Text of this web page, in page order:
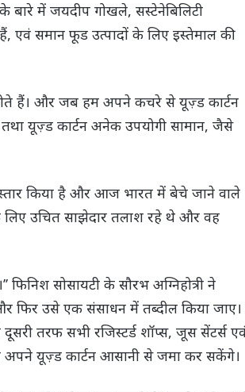
बारे में जयदीप गोखले, सस्टेनेबिलिटी
एवं समान फूड उत्पादों के लिए इस्तेमाल की
हैं। और जब हम अपने कचरे से यूज़्ड कार्टन
यूज़्ड कार्टन अनेक उपयोगी सामान, जैसे
किया है और आज भारत में बेचे जाने वाले
लिए उचित साझेदार तलाश रहे थे और वह
सोसायटी के सौरभ अग्निहोत्री ने
फिर उसे एक संसाधन में तब्दील किया जाए।
तरफ सभी रजिस्टर्ड शॉप्स, जूस सेंटर्स
अपने यूज़्ड कार्टन आसानी से जमा कर सकेंगे।